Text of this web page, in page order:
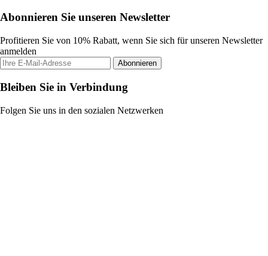
Abonnieren Sie unseren Newsletter
Profitieren Sie von 10% Rabatt, wenn Sie sich für unseren Newsletter
anmelden
Abonnieren
Bleiben Sie in Verbindung
Folgen Sie uns in den sozialen Netzwerken